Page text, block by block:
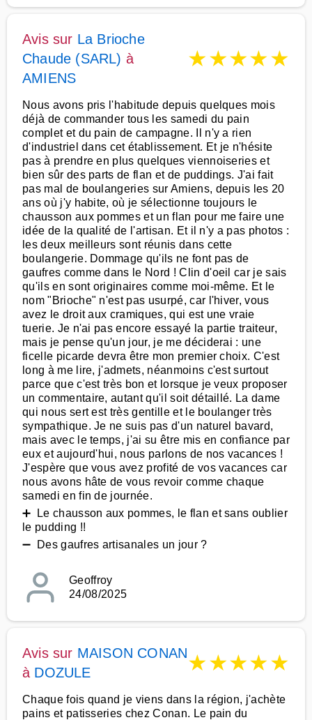
Avis sur La Brioche
Chaude (SARL) à
AMIENS
★★★★★
Nous avons pris l'habitude depuis quelques mois
déjà de commander tous les samedi du pain
complet et du pain de campagne. Il n'y a rien
d'industriel dans cet établissement. Et je n'hésite
pas à prendre en plus quelques viennoiseries et
bien sûr des parts de flan et de puddings. J'ai fait
pas mal de boulangeries sur Amiens, depuis les 20
ans où j'y habite, où je sélectionne toujours le
chausson aux pommes et un flan pour me faire une
idée de la qualité de l'artisan. Et il n'y a pas photos :
les deux meilleurs sont réunis dans cette
boulangerie. Dommage qu'ils ne font pas de
gaufres comme dans le Nord ! Clin d'oeil car je sais
qu'ils en sont originaires comme moi-même. Et le
nom "Brioche" n'est pas usurpé, car l'hiver, vous
avez le droit aux cramiques, qui est une vraie
tuerie. Je n'ai pas encore essayé la partie traiteur,
mais je pense qu'un jour, je me déciderai : une
ficelle picarde devra être mon premier choix. C'est
long à me lire, j'admets, néanmoins c'est surtout
parce que c'est très bon et lorsque je veux proposer
un commentaire, autant qu'il soit détaillé. La dame
qui nous sert est très gentille et le boulanger très
sympathique. Je ne suis pas d'un naturel bavard,
mais avec le temps, j'ai su être mis en confiance par
eux et aujourd'hui, nous parlons de nos vacances !
J'espère que vous avez profité de vos vacances car
nous avons hâte de vous revoir comme chaque
samedi en fin de journée.
➕ Le chausson aux pommes, le flan et sans oublier
le pudding !!
➖ Des gaufres artisanales un jour ?
Geoffroy
24/08/2025
Avis sur MAISON CONAN
à DOZULE ★★★★★
Chaque fois quand je viens dans la région, j'achète
pains et patisseries chez Conan. Le pain du